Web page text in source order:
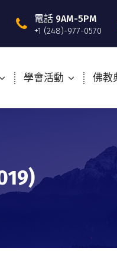
電話 9AM-5PM
+1 (248)-977-0570
學會活動 佛教